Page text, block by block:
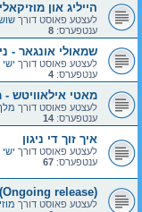
הייליג און
לעצטע פאוסט דורך
ענטפערס: 8
שמאולי אונגאר -
לעצטע פאוסט דורך
ענטפערס: 4
מאטי אילאוויטש
לעצטע פאוסט דורך
ענטפערס: 14
איך זוך די ניגון
לעצטע פאוסט דורך
ענטפערס: 67
release)
לעצטע פאוסט דורך